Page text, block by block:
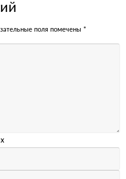
поля помечены *